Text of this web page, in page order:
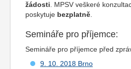
žádosti. MPSV veškeré
poskytuje bezplatně.
Semináře pro příjemce:
Semináře pro příjemce před
9. 10. 2018 Brno